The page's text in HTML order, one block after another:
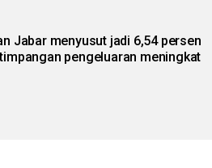
Jabar menyusut jadi 6,54 persen
pengeluaran meningkat